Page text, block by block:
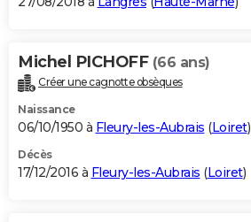
Michel PICHOFF (66 ans)
Créer une cagnotte obsèques
Naissance
06/10/1950 à Fleury-les-Aubrais (Loiret)
Décès
17/12/2016 à Fleury-les-Aubrais (Loiret)